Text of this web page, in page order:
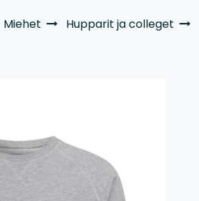
Miehet Hupparit ja colleget